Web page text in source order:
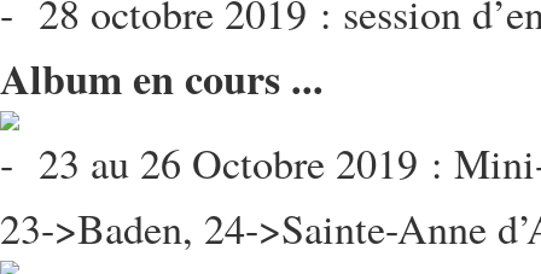
28 octobre 2019 : session
Album en cours ...
23 au 26 Octobre 2019 :
23->Baden, 24->Sainte-Anne